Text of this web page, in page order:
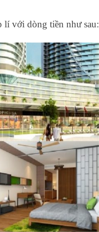
lí với dòng tiền như sau: